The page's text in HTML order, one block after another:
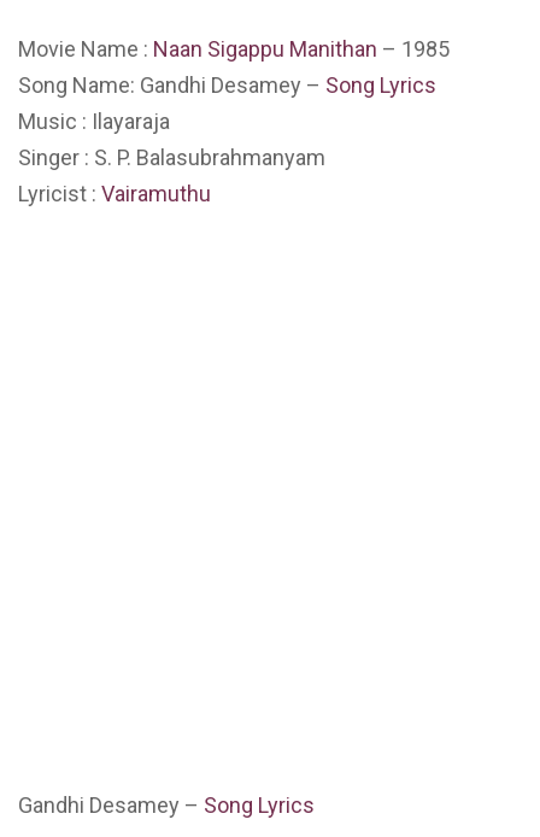
Movie Name : Naan Sigappu Manithan – 1985
Song Name: Gandhi Desamey – Song Lyrics
Music : Ilayaraja
Singer : S. P. Balasubrahmanyam
Lyricist : Vairamuthu
Gandhi Desamey – Song Lyrics